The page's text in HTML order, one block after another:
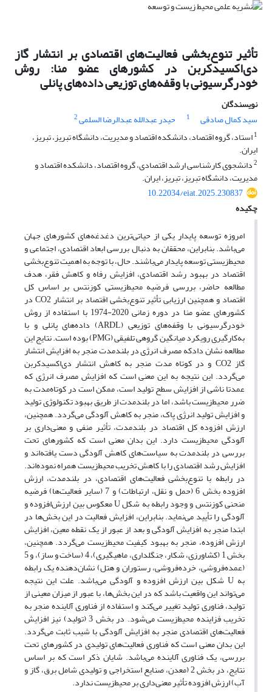
تأثیر تنوع‌‌بخشی فعالیت‌‌های اقتصادی بر انتشار گاز
دی‌اکسیدکربن در کشورهای عضو منا: روش
خودرگرسیونی با وقفه‌‌های توزیعی داده‌‌های پانلی
نویسندگان
سید کمال صادقی
1 حیدر عبدالله عبدالرضا السلمی2
1استاد، گروه اقتصاد، دانشکده اقتصاد و مدیریت، دانشگاه تبریز، تبریز،
ایران.
2دانشجوی کارشناسی ارشد اقتصادی، گروه اقتصاد، دانشکده اقتصاد و
مدیریت، دانشگاه تبریز، تبریز، ایران.
10.22034/eiat.2025.230837
چکیده
امروزه توسعه پایدار یکی از حیاتی‌‌ترین دغدغه‌‌های کشورهای جهان
می‌‌باشد. بنابراین، محققان به دنبال بررسی ابعاد اقتصادی، اجتماعی و
محیط‌زیستی توسعه پایدار می‌‌باشند. حال، با توجه به اهمیت تنوع‌‌بخشی
اقتصاد در بهبود رشد اقتصادی، افزایش رفاه و کاهش فقر، هدف
مطالعه حاضر، بررسی فرضیه محیط‌زیستی کوزنتس بر اساس کل
اقتصاد و همچنین ارزیابی تأثیر تنوع‌‌بخشی اقتصاد بر انتشار CO2 در
کشورهای عضو منا در دوره زمانی 2020-1974 با استفاده از روش
خودرگرسیونی با وقفه‌‌های توزیعی (ARDL) داده‌‌های پانلی و با
‌به‌کارگیری رویکرد میانگین گروهی تلفیقی (PMG) بوده است. نتایج این
مطالعه نشان دادکه مصرف انرژی در بلندمدت منجر به افزایش انتشار
گاز CO2 و در کوتاه‌‌ مدت منجر به کاهش انتشار دی‌اکسیدکربن
می‌‌گردد. این نتیجه به این معنی است که افزایش مصرف انرژی که
عمدتا ناشی از افزایش سطح تولید است، ممکن است در کوتاه‌‌مدت به
ضرر ‌محیط‌زیست باشد، اما در بلندمدت از طریق بهبود تکنولوژی تولید
و افزایش تولید انرژی پاک، منجر به کاهش آلودگی می‌‌گردد. همچنین،
ارزش افزوده کل اقتصاد در بلندمدت، تأثیر منفی و معنی‌‌داری بر
آلودگی ‌محیط‌زیست دارد. این بدان معنی است که کشورهای تحت
بررسی در بلندمدت به سیاست‌‌های کاهش آلودگی دست یافته‌‌اند و
افزایش رشد اقتصادی را با کاهش تخریب ‌محیط‌زیست همراه نموده‌‌اند.
در رابطه با تنوع‌‌بخشی فعالیت‌‌های اقتصادی، در بلندمدت، ارزش
افزوده بخش 6 (حمل و نقل، ارتباطات) و 7 (سایر فعالیت‌‌ها) فرضیه
منحنی کوزنتس و وجود رابطه به شکل U معکوس بین ارزش‌‌افزوده و
آلودگی را تأیید می‌‌نماید. بنابراین، افزایش فعالیت در این بخش‌‌ها در
ابتدا منجر به افزایش آلودگی و بعد از عبور از یک نقطه معین، افزایش
ارزش افزوده، منجر به بهبود کیفیت ‌محیط‌زیست می‌‌گردد. همچنین،
بخش 1 (کشاورزی، شکار، جنگلداری، ماهیگیری)، 4 (ساخت و ساز)، و 5
(عمده‌‌فروشی، خرده‌‌فروشی، رستوران و هتل) نشان‌‌دهنده یک رابطه
به U شکل بین ارزش افزوده و آلودگی می‌‌باشد. علت این نتیجه
می‌‌تواند این واقعیت باشد که در این بخش‌‌ها، با عبور از میزان معینی از
تولید، فناوری تولید تغییر می‌‌کند و استفاده از فناوری آلاینده منجر به
تخریب فزاینده ‌محیط‌زیست می‌‌شود. در بخش 3 (تولید) نیز افزایش
فعالیت‌‌های اقتصادی منجر به افزایش آلودگی با شیب ثابت می‌‌گردد.
این بدان معنی است که فناوری فعالیت‌‌های تولیدی در کشورهای تحت
بررسی، یک فناوری آلاینده می‌‌باشد. شایان ذکر است که بر اساس
نتایج، در بخش 2 (معدن، صنایع استخراجی و تولیدی شامل برق، گاز و
آب) ارزش افزوده تأثیر معنی‌‌داری بر ‌محیط‌زیست ندارد.